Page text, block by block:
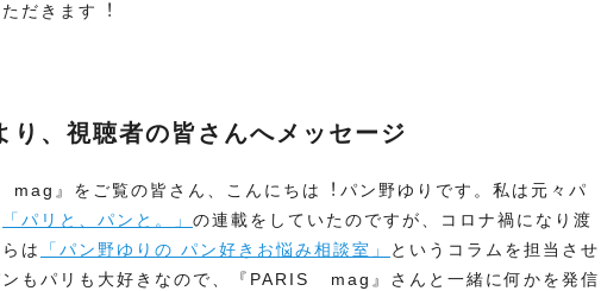
だきます︕
り、視聴者の皆さんへメッセージ
mag』をご覧の皆さん、こんにちは︕パン野ゆりです。私は元々パ
「パリと、パンと。」 の連載をしていたのですが、コロナ禍になり渡
は
「パン野ゆりの パン好きお悩み相談室」
というコラムを担当させ
ンもパリも⼤好きなので、『PARIS mag』さんと⼀緒に何かを発信